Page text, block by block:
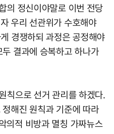
의 정신이야말로 이번 전당
우리 선관위가 수호해야
경쟁하되 과정은 공정해야
결과에 승복하고 하나가
칙으로 선거 관리를 하겠다.
해진 원칙과 기준에 따라
의적 비방과 멸칭 가짜뉴스